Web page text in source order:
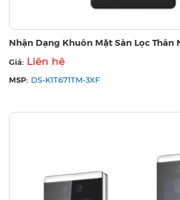
Nhận Dạng Khuôn Mặt Sàn Lọc Thân
Giá: Liên hệ
MSP: DS-K1T671TM-3XF